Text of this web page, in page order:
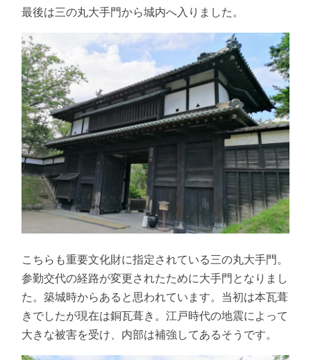
最後は三の丸大手門から城内へ入りました。
こちらも重要文化財に指定されている三の丸大手門。
参勤交代の経路が変更されたために大手門となりまし
た。築城時からあると思われています。当初は本瓦葺
きでしたが現在は銅瓦葺き。江戸時代の地震によって
大きな被害を受け、内部は補強してあるそうです。